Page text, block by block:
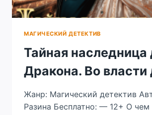
МАГИЧЕСКИЙ ДЕТЕКТИВ
Тайная наследница
Дракона. Во власти
Жанр: Магический детектив
Разина Бесплатно: — 12+ О чем